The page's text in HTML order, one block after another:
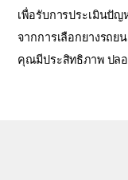
เพื่อรับการประเมินปั
จากการเลือกยางรถย
คุณมีประสิทธิภาพ ปลอ